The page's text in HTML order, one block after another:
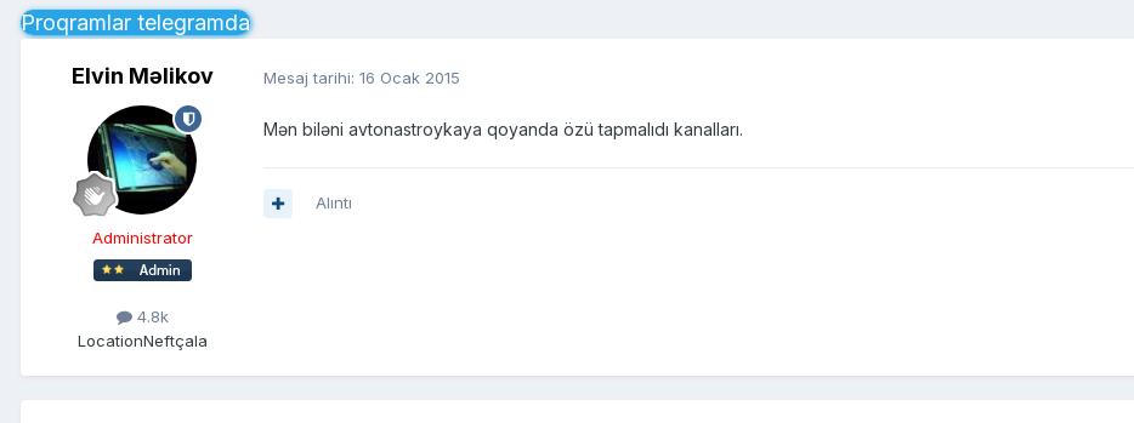
Proqramlar telegramda
Elvin Məlikov
Administrator
4.8k
LocationNeftçala
Mesaj tarihi: 16 Ocak 2015
Mən biləni avtonastroykaya qoyanda özü tapmalıdı kanalları.
Alıntı